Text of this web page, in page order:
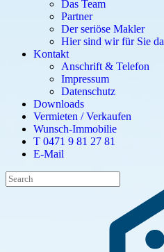
Das Team
Partner
Der seriöse Makler
Hier sind wir für Sie da
Kontakt
Anschrift & Telefon
Impressum
Datenschutz
Downloads
Vermieten / Verkaufen
Wunsch-Immobilie
T 0471 9 81 27 81
E-Mail